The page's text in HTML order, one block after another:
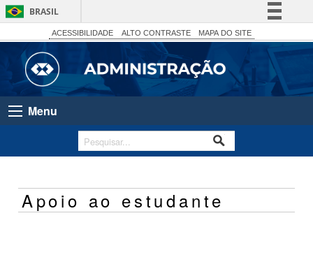
BRASIL
Simplifique!
Comunica BR
Participe
Acesso à informação
Canais
ACESSIBILIDADE ALTO CONTRASTE MAPA DO SITE
Menu
Apoio ao estudante